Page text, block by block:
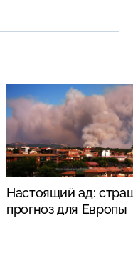
Настоящий ад:
прогноз для Европы